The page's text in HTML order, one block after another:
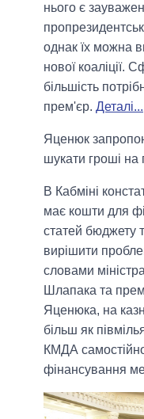
нього є
однак їх можна
нової коаліції.
більшість
прем'єр. Деталі...
Яценюк
шукати гроші на
В Кабміні
має кошти для
статей бюджету
вирішити
словами
Шлапака та
Яценюка, на
більш як
КМДА
фінансування